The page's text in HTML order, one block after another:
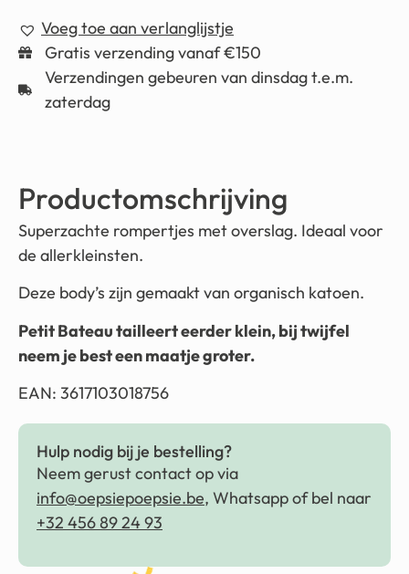
Voeg toe aan verlanglijstje
Gratis verzending vanaf €150
Verzendingen gebeuren van dinsdag t.e.m.
zaterdag
Productomschrijving
Superzachte rompertjes met overslag. Ideaal voor
de allerkleinsten.
Deze body’s zijn gemaakt van organisch katoen.
Petit Bateau tailleert eerder klein, bij twijfel
neem je best een maatje groter.
EAN: 3617103018756
Hulp nodig bij je bestelling?
Neem gerust contact op via
info@oepsiepoepsie.be, Whatsapp of bel naar
+32 456 89 24 93